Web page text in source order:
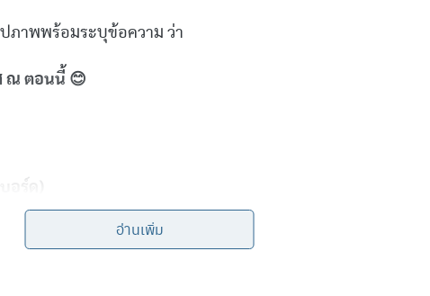
ภาพพร้อมระบุข้อความ ว่า
ณ ตอนนี้ 😊
อ่านเพิ่ม